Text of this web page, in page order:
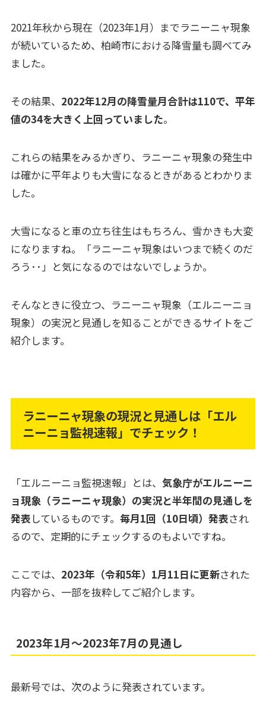
2021年秋から現在（2023年1月）までラニーニャ現象
が続いているため、柏崎市における降雪量も調べてみ
ました。
その結果、 2022年12月の降雪量月合計は110で、平年
値の34を大きく上回っていました。
これらの結果をみるかぎり、ラニーニャ現象の発生中
は確かに平年よりも大雪になるときがあるとわかりま
した。
大雪になると車の立ち往生はもちろん、雪かきも大変
になりますね。「ラニーニャ現象はいつまで続くのだ
ろう･･」と気になるのではないでしょうか。
そんなときに役立つ、ラニーニャ現象（エルニーニョ
現象）の実況と見通しを知ることができるサイトをご
紹介します。
ラニーニャ現象の現況と見通しは「エル
ニーニョ監視速報」でチェック！
「エルニーニョ監視速報」とは、 気象庁がエルニーニ
ョ現象（ラニーニャ現象）の実況と半年間の見通しを
発表 しているものです。 毎月1回（10日頃）発表され
るので、定期的にチェックするのもよいですね。
ここでは、 2023年（令和5年）1月11日に更新された
内容から、一部を抜粋してご紹介します。
2023年1月～2023年7月の見通し
最新号では、次のように発表されています。